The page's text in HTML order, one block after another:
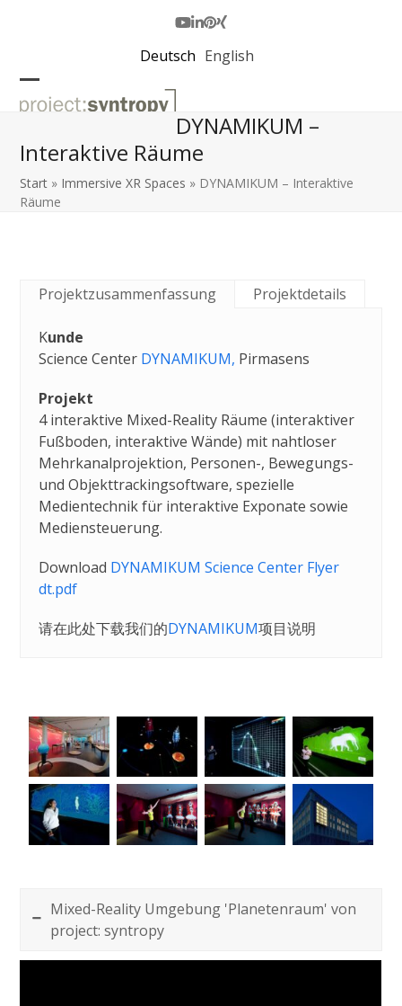
Deutsch English
Open
menu
Close
menu
DYNAMIKUM –
Interaktive Räume
Start » Immersive XR Spaces » DYNAMIKUM – Interaktive
Räume
Projektzusammenfassung Projektdetails
Kunde
Science Center DYNAMIKUM, Pirmasens
Projekt
4 interaktive Mixed-Reality Räume (interaktiver
Fußboden, interaktive Wände) mit nahtloser
Mehrkanalprojektion, Personen-, Bewegungs-
und Objekttrackingsoftware, spezielle
Medientechnik für interaktive Exponate sowie
Mediensteuerung.
Download DYNAMIKUM Science Center Flyer
dt.pdf
请在此处下载我们的DYNAMIKUM项目说明
Mixed-Reality Umgebung 'Planetenraum' von
project: syntropy